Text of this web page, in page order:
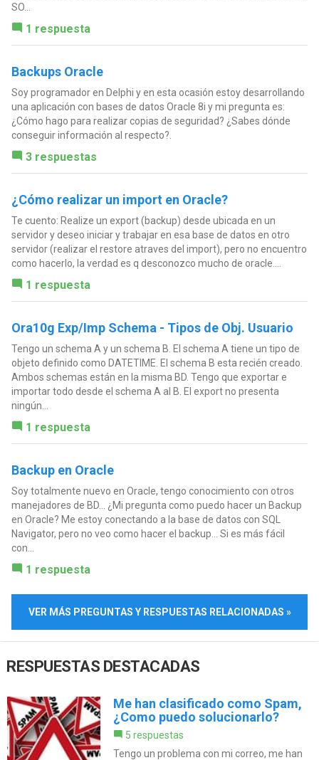
SO...
1 respuesta
Backups Oracle
Soy programador en Delphi y en esta ocasión estoy desarrollando
una aplicación con bases de datos Oracle 8i y mi pregunta es:
¿Cómo hago para realizar copias de seguridad? ¿Sabes dónde
conseguir información al respecto?.
3 respuestas
¿Cómo realizar un import en Oracle?
Te cuento: Realize un export (backup) desde ubicada en un
servidor y deseo iniciar y trabajar en esa base de datos en otro
servidor (realizar el restore atraves del import), pero no encuentro
como hacerlo, la verdad es q desconozco mucho de oracle....
1 respuesta
Ora10g Exp/Imp Schema - Tipos de Obj. Usuario
Tengo un schema A y un schema B. El schema A tiene un tipo de
objeto definido como DATETIME. El schema B esta recién creado.
Ambos schemas están en la misma BD. Tengo que exportar e
importar todo desde el schema A al B. El export no presenta
ningún...
1 respuesta
Backup en Oracle
Soy totalmente nuevo en Oracle, tengo conocimiento con otros
manejadores de BD... ¿Mi pregunta como puedo hacer un Backup
en Oracle? Me estoy conectando a la base de datos con SQL
Navigator, pero no veo como hacer el backup... Si es más fácil
con...
1 respuesta
VER MÁS PREGUNTAS Y RESPUESTAS RELACIONADAS »
RESPUESTAS DESTACADAS
Me han clasificado como Spam,
¿Como puedo solucionarlo?
5 respuestas
Tengo un problema con mi correo, me han